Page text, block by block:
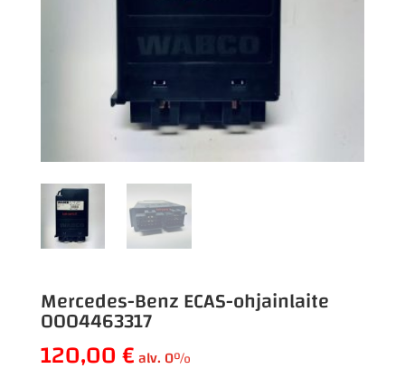
Mercedes-Benz ECAS-ohjainlaite
0004463317
120,00€alv. 0%